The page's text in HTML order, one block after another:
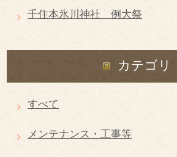
千住本氷川神社 例大祭
カテゴリ
すべて
メンテナンス・工事等